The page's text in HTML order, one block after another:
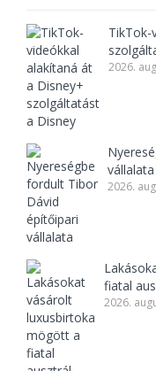
TikTok-
2026.
vállalata
2026.
fiatal
2026.